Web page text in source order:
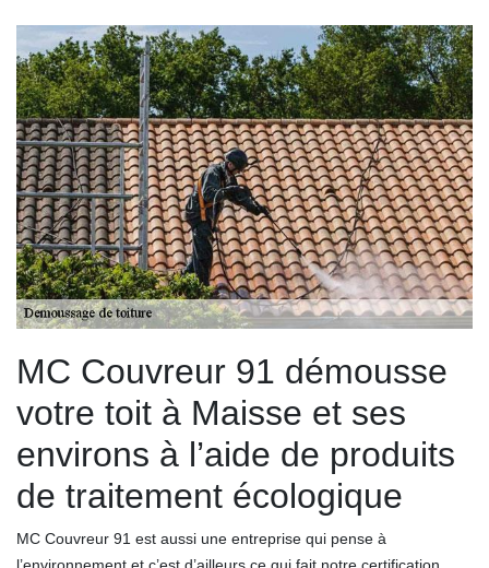
MC Couvreur 91 démousse
votre toit à Maisse et ses
environs à l’aide de produits
de traitement écologique
MC Couvreur 91 est aussi une entreprise qui pense à